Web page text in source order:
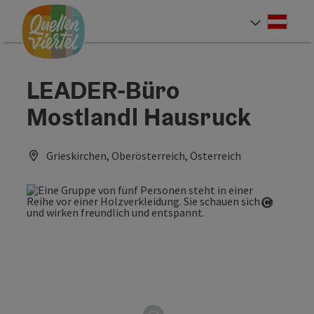
Zum Inhalt
Zur Navigation
Zum Seitenanfang
LEADER-Büro
Mostlandl Hausruck
Grieskirchen, Oberösterreich, Österreich